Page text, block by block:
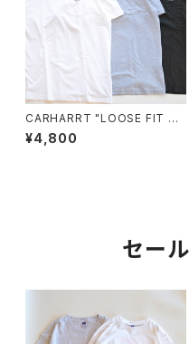
CARHARRT "LOOSE FIT HE
AVYWEIGHT SHORT-SLEEV
E POCKET T-SHIRT"
¥4,800
セー